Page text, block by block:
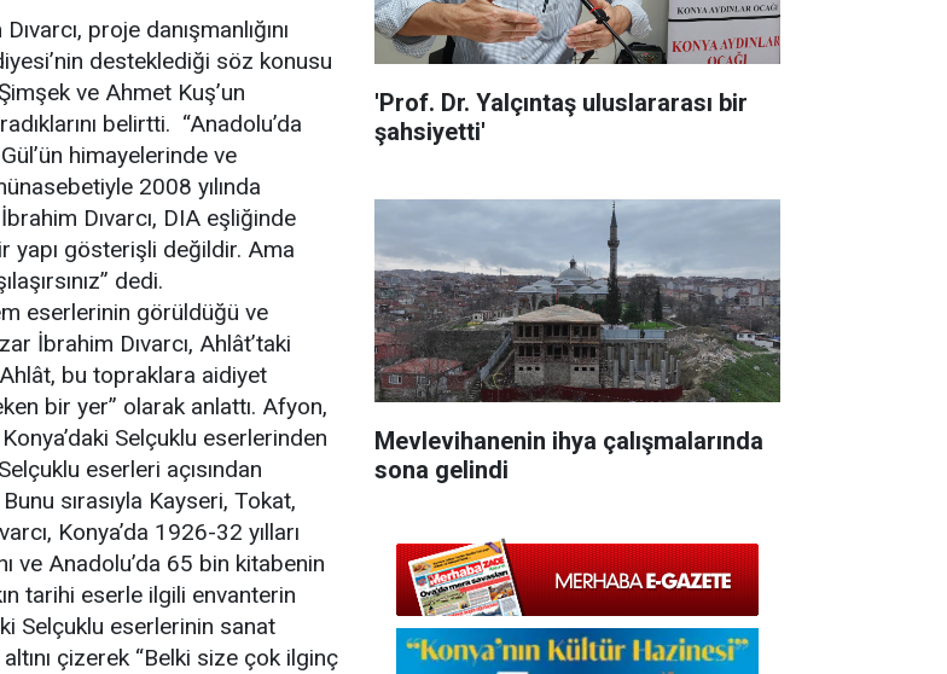
proje danışmanlığını
desteklediği söz konusu
ve Ahmet Kuş’un
belirtti. “Anadolu’da
himayelerinde ve
2008 yılında
Dıvarcı, DIA eşliğinde
yapı gösterişli değildir. Ama
dedi.
eserlerinin görüldüğü ve
İbrahim Dıvarcı, Ahlât’taki
bu topraklara aidiyet
bir yer” olarak anlattı. Afyon,
Selçuklu eserlerinden
eserleri açısından
sırasıyla Kayseri, Tokat,
Konya’da 1926-32 yılları
ve Anadolu’da 65 bin kitabenin
tarihi eserle ilgili envanterin
Selçuklu eserlerinin sanat
çizerek “Belki size çok ilginç
'Prof. Dr. Yalçıntaş uluslararası bir
şahsiyetti'
Mevlevihanenin ihya çalışmalarında
sona gelindi